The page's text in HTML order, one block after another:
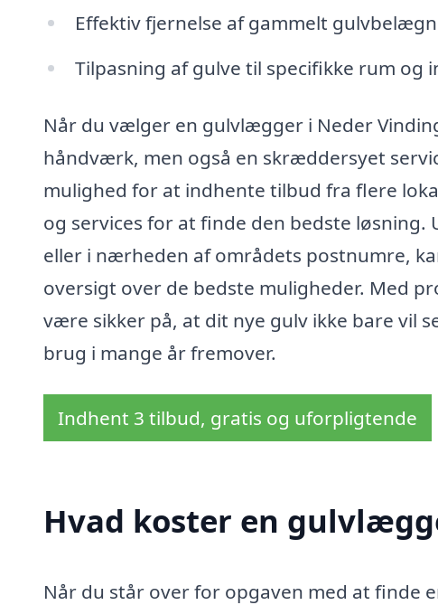
Effektiv fjernelse af gammelt
Tilpasning af gulve til specifikke rum og
Når du vælger en gulvlægger i Neder
håndværk, men også en skræddersyet
mulighed for at indhente tilbud fra flere
og services for at finde den bedste
eller i nærheden af områdets postnumre,
oversigt over de bedste muligheder. Med
være sikker på, at dit nye gulv ikke bare vil
brug i mange år fremover.
Indhent 3 tilbud, gratis og uforpligtende
Hvad koster en
Når du står over for opgaven med at finde